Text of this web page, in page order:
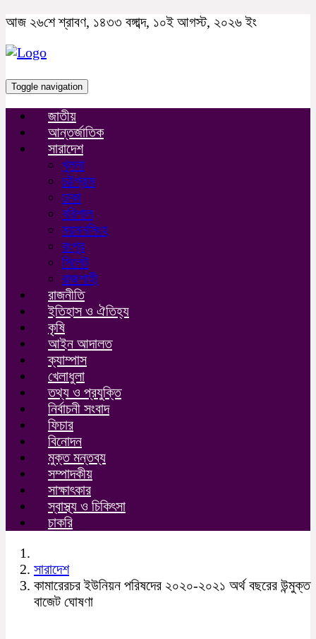
আজ ২৬শে শ্রাবণ, ১৪৩৩ বঙ্গাব্দ, ১০ই আগস্ট, ২০২৬ ইং
Toggle navigation
জাতীয়
আন্তর্জাতিক
সারাদেশ
খুলনা
চট্টগ্রাম
ঢাকা
বরিশাল
ময়মনসিংহ
রংপুর
সিলেট
রাজশাহী
রাজনীতি
ইতিহাস ও ঐতিহ্য
কৃষি
আইন আদালত
ক্যাম্পাস
খেলাধুলা
তথ্য ও প্রযুক্তি
নির্বাচনী সংবাদ
ফিচার
বিনোদন
মুক্ত মন্তব্য
সম্পাদকীয়
সাক্ষাৎকার
স্বাস্থ্য ও চিকিৎসা
চাকরি
সারাদেশ
কামারেরচর ইউনিয়ন পরিষদের ২০২০-২০২১ অর্থ বছরের উন্মুক্ত
বাজেট ঘোষণা